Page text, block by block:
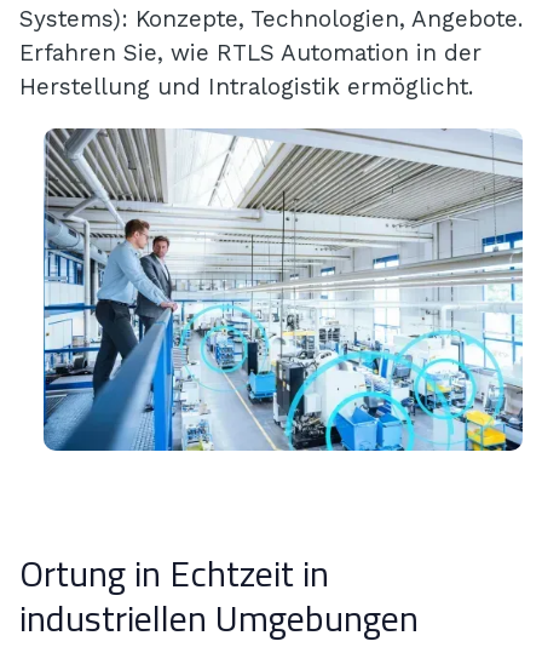
Systems): Konzepte, Technologien, Angebote.
Erfahren Sie, wie RTLS Automation in der
Herstellung und Intralogistik ermöglicht.
Ortung in Echtzeit in
industriellen Umgebungen